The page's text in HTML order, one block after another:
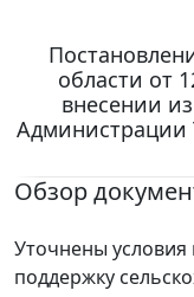
области от
внесении
Администрации
Обзор
Уточнены условия
поддержку